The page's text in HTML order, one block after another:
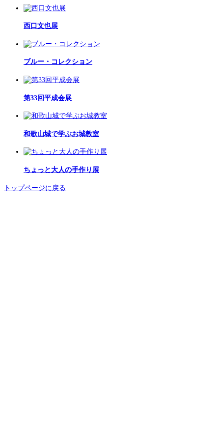
西口文也展
ブルー・コレクション
第33回平成会展
和歌山城で学ぶお城教室
ちょっと大人の手作り展
トップページに戻る